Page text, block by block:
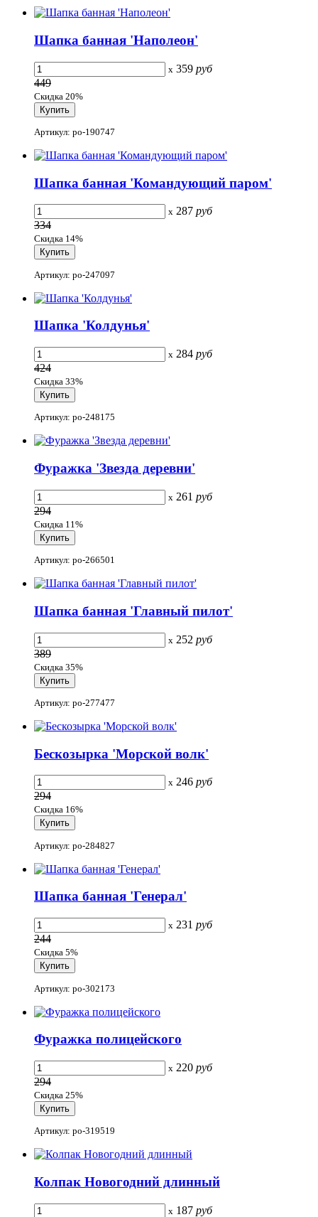
Шапка банная 'Наполеон'
x 359 руб
449
Скидка 20%
Артикул: po-190747
Шапка банная 'Командующий паром'
x 287 руб
334
Скидка 14%
Артикул: po-247097
Шапка 'Колдунья'
x 284 руб
424
Скидка 33%
Артикул: po-248175
Фуражка 'Звезда деревни'
x 261 руб
294
Скидка 11%
Артикул: po-266501
Шапка банная 'Главный пилот'
x 252 руб
389
Скидка 35%
Артикул: po-277477
Бескозырка 'Морской волк'
x 246 руб
294
Скидка 16%
Артикул: po-284827
Шапка банная 'Генерал'
x 231 руб
244
Скидка 5%
Артикул: po-302173
Фуражка полицейского
x 220 руб
294
Скидка 25%
Артикул: po-319519
Колпак Новогодний длинный
x 187 руб